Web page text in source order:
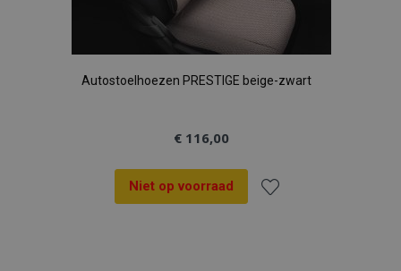
Autostoelhoezen PRESTIGE beige-zwart
€ 116,00
Niet op voorraad